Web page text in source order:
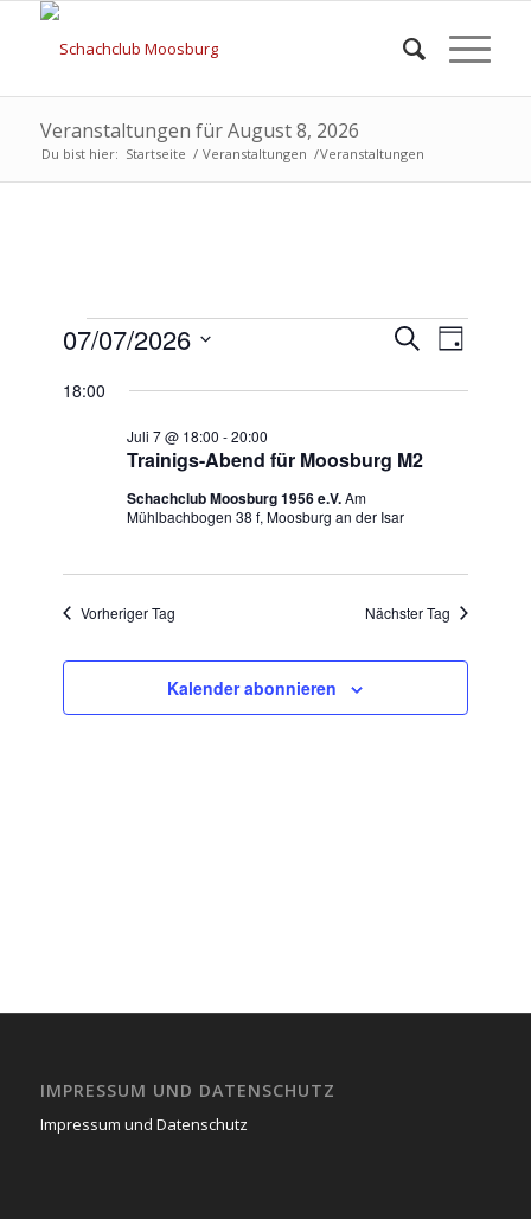
Veranstaltungen für August 8, 2026
Du bist hier: Startseite / Veranstaltungen /Veranstaltungen
Veranstaltungen
für
2026
SucheTag
07/07/2026
wählen.
18:00
Trainigs-Abend für Moosburg M2
Juli 7 @ 18:00 -20:00
Schachclub Moosburg 1956 e.V.Am
Mühlbachbogen 38 f, Moosburg an der Isar
Vorheriger Tag Nächster Tag
Kalender abonnieren
IMPRESSUM UND DATENSCHUTZ
Impressum und Datenschutz